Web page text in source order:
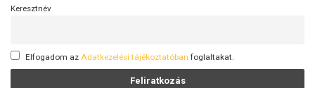
Keresztnév
Elfogadom az Adatkezelési tájékoztatóban foglaltakat.